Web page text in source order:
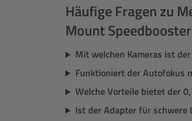
Häufige Fragen zu
Mount
Mit welchen Kameras ist
Funktioniert der Autofokus
Welche Vorteile bietet der
Ist der Adapter für schwere